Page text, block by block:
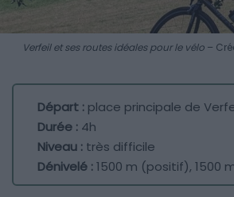
Verfeil et ses routes idéales pour le vélo –
Départ : place principale de
Durée : 4h
Niveau : très difficile
Dénivelé :1500 m (positif), 1500